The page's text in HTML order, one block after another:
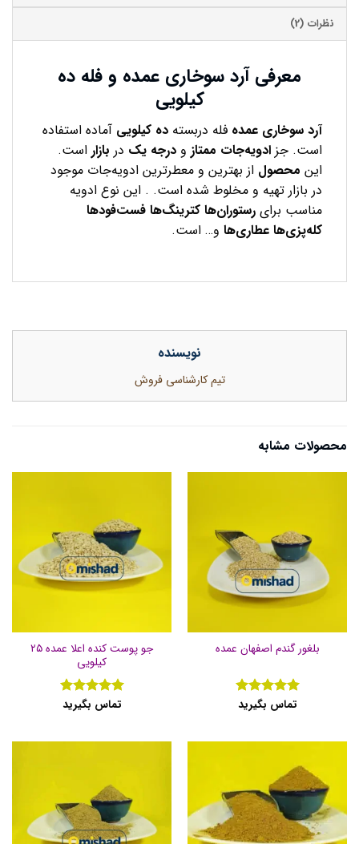
نظرات (2)
معرفی آرد سوخاری عمده و فله ده
کیلویی
آرد سوخاری عمده فله دربسته ده کیلویی آماده استفاده
است. جز ادویه‌جات ممتاز و درجه یک در بازار است.
این محصول از بهترین و معطرترین ادویه‌جات موجود
در بازار تهیه و مخلوط شده است. . این نوع ادویه
مناسب برای رستوران‌ها کترینگ‌ها فست‌فودها
کله‌پزی‌ها عطاری‌ها و… است.
نویسنده
تیم کارشناسی فروش
محصولات مشابه
بلغور گندم اصفهان عمده
نمره 5از
تماس بگیرید
جو پوست کنده اعلا عمده ۲۵
کیلویی
نمره 5از
تماس بگیرید